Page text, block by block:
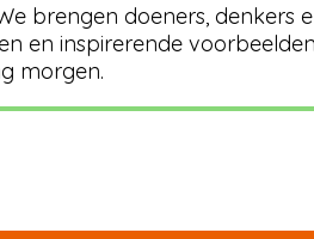
brengen doeners,
en inspirerende
morgen.